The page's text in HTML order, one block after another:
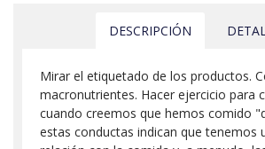
DESCRIPCIÓN
Mirar el etiquetado de los productos.
macronutrientes. Hacer ejercicio para
cuando creemos que hemos comido
estas conductas indican que tenemos